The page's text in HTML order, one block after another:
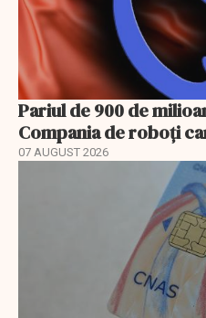
Pariul de 900 de
Compania de roboți
07 AUGUST 2026